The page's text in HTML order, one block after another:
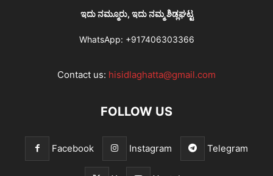
ಇದು ನಮ್ಮೂರು, ಇದು ನಮ್ಮ ಶಿಡ್ಲಘಟ್ಟ
WhatsApp: +917406303366
Contact us: hisidlaghatta@gmail.com
FOLLOW US
Facebook Instagram Telegram